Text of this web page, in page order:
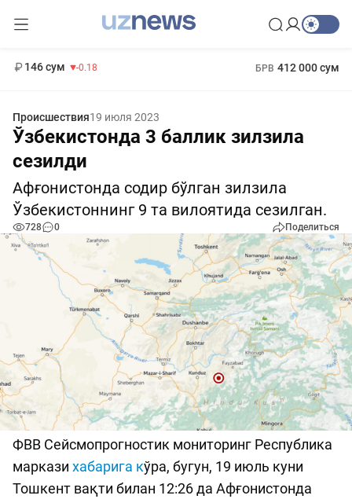
146 сум -0.18 БРВ 412 000 сум
Происшествия19 июля 2023
Ўзбекистонда 3 баллик зилзила
сезилди
Афғонистонда содир бўлган зилзила
Ўзбекистоннинг 9 та вилоятида сезилган.
728 0 Поделиться
ФВВ Сейсмопрогностик мониторинг Республика
маркази хабарига кўра, бугун, 19 июль куни
Тошкент вақти билан 12:26 да Афғонистонда